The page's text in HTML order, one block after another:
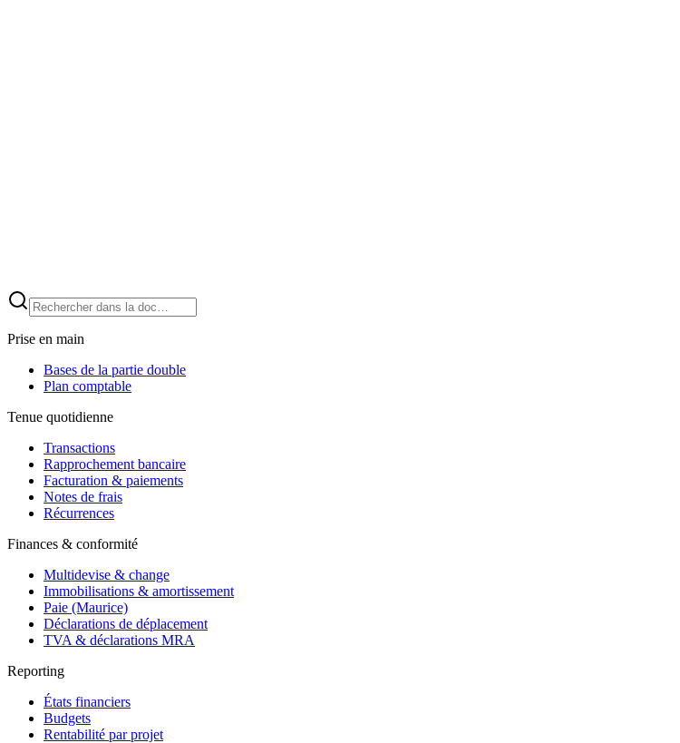
Prise en main
Bases de la partie double
Plan comptable
Tenue quotidienne
Transactions
Rapprochement bancaire
Facturation & paiements
Notes de frais
Récurrences
Finances & conformité
Multidevise & change
Immobilisations & amortissement
Paie (Maurice)
Déclarations de déplacement
TVA & déclarations MRA
Reporting
États financiers
Budgets
Rentabilité par projet